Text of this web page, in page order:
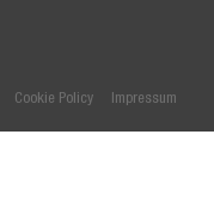
Cookie Policy Impressum